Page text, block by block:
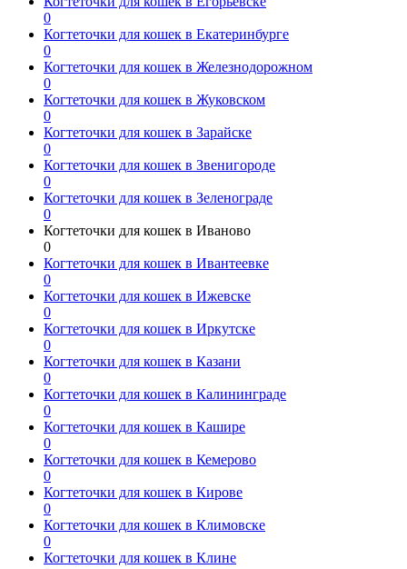
0
Когтеточки для кошек в Екатеринбурге
0
Когтеточки для кошек в Железнодорожном
0
Когтеточки для кошек в Жуковском
0
Когтеточки для кошек в Зарайске
0
Когтеточки для кошек в Звенигороде
0
Когтеточки для кошек в Зеленограде
0
Когтеточки для кошек в Иваново
0
Когтеточки для кошек в Ивантеевке
0
Когтеточки для кошек в Ижевске
0
Когтеточки для кошек в Иркутске
0
Когтеточки для кошек в Казани
0
Когтеточки для кошек в Калининграде
0
Когтеточки для кошек в Кашире
0
Когтеточки для кошек в Кемерово
0
Когтеточки для кошек в Кирове
0
Когтеточки для кошек в Климовске
0
Когтеточки для кошек в Клине